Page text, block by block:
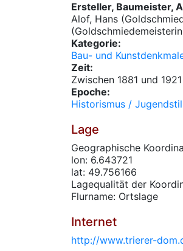
Ersteller, Baumeister,
Alof, Hans
Kategorie:
Bau- und
Zeit:
Zwischen 1881 und 1921
Epoche:
Historismus / Jugendstil
Lage
Geographische
lon: 6.643721
lat: 49.756166
Lagequalität der
Flurname: Ortslage
Internet
http://www.trierer-